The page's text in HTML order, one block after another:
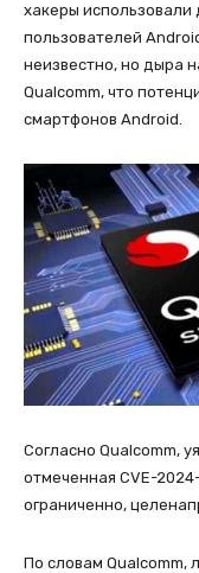
хакеры использовали
пользователей
неизвестно, но дыра
Qualcomm, что
смартфонов Android.
Согласно Qualcomm,
отмеченная CVE-
ограниченно,
По словам Qualcomm,